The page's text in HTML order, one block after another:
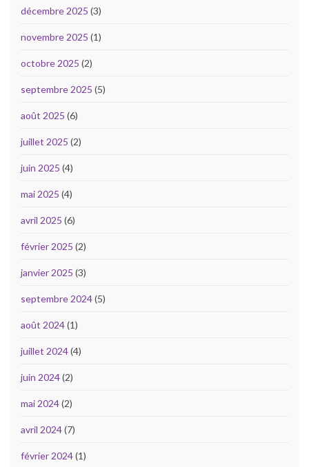
décembre 2025 (3)
novembre 2025 (1)
octobre 2025 (2)
septembre 2025 (5)
août 2025 (6)
juillet 2025 (2)
juin 2025 (4)
mai 2025 (4)
avril 2025 (6)
février 2025 (2)
janvier 2025 (3)
septembre 2024(5)
août 2024(1)
juillet 2024(4)
juin 2024(2)
mai 2024(2)
avril 2024(7)
février 2024(1)